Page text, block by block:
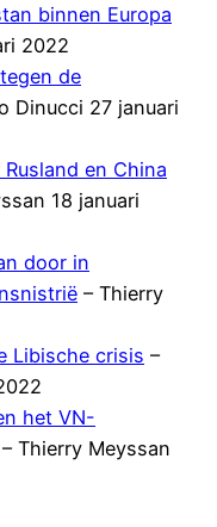
binnen Europa
2022
de
Dinucci 27 januari
en China
18 januari
door in
– Thierry
Libische crisis –
het VN-
– Thierry Meyssan